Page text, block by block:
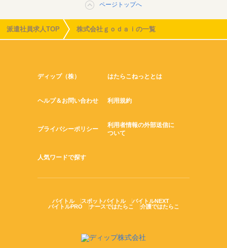
ページトップへ
派遣社員求人TOP 株式会社ｇｏｄａｉの一覧
ディップ（株） はたらこねっととは
ヘルプ＆お問い合わせ 利用規約
プライバシーポリシー
利用者情報の外部送信に
ついて
人気ワードで探す
バイトル スポットバイトル
バイトルNEXT
バイトルPRO
ナースではたらこ 介護ではたらこ